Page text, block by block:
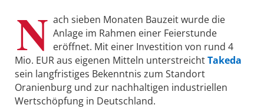
N ach sieben Monaten Bauzeit wurde die
Anlage im Rahmen einer Feierstunde
eröffnet. Mit einer Investition von rund 4
Mio. EUR aus eigenen Mitteln unterstreichtTakeda
sein langfristiges Bekenntnis zum Standort
Oranienburg und zur nachhaltigen industriellen
Wertschöpfung in Deutschland.